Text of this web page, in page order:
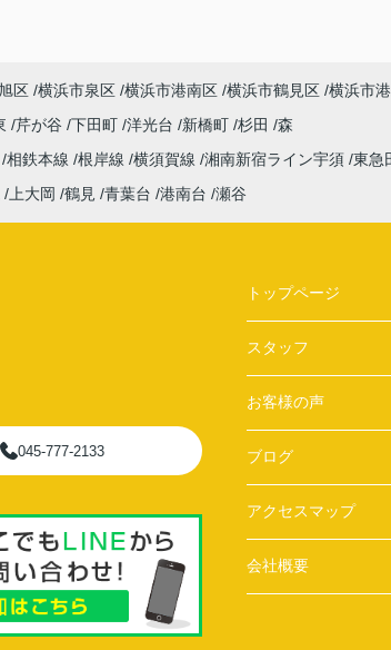
区 横浜市泉区 横浜市港南区 横浜市鶴見区 横浜市
芹が谷 下田町 洋光台 新橋町 杉田
森
相鉄本線 根岸線 横須賀線 湘南新宿ライン宇須 東急
上大岡 鶴見 青葉台 港南台 瀬谷
045-777-2133
トップページ
スタッフ
お客様の声
ブログ
アクセスマップ
会社概要